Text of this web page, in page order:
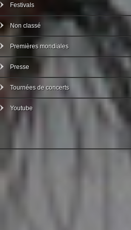
Festivals
Non classé
Premières mondiales
Presse
Tournées de concerts
Youtube